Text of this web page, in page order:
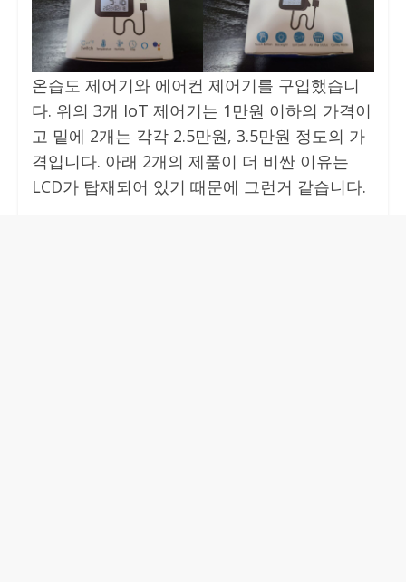
온습도 제어기와 에어컨 제어기를 구입했습니
다. 위의 3개 IoT 제어기는 1만원 이하의 가격이
고 밑에 2개는 각각 2.5만원, 3.5만원 정도의 가
격입니다. 아래 2개의 제품이 더 비싼 이유는
LCD가 탑재되어 있기 때문에 그런거 같습니다.